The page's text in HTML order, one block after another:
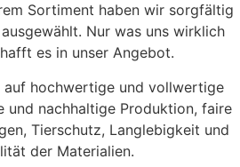
Sortiment haben wir sorgfältig
Nur was uns wirklich
es in unser Angebot.
auf hochwertige und vollwertige
und nachhaltige Produktion, faire
Tierschutz, Langlebigkeit und
der Materialien.